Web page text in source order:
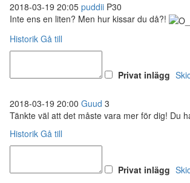
2018-03-19 20:05 puddii P30
Inte ens en liten? Men hur kissar du då?!
Historik Gå till
Privat inlägg
2018-03-19 20:00 Guud 3
Tänkte väl att det måste vara mer för dig! Du
Historik Gå till
Privat inlägg